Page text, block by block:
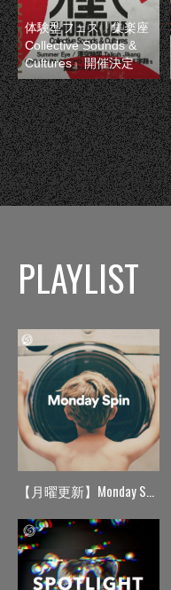
体験型フェス『集楽座
Collective Sounds &
Cultures』開催決定
PLAYLIST
【月曜更新】Monday Spin